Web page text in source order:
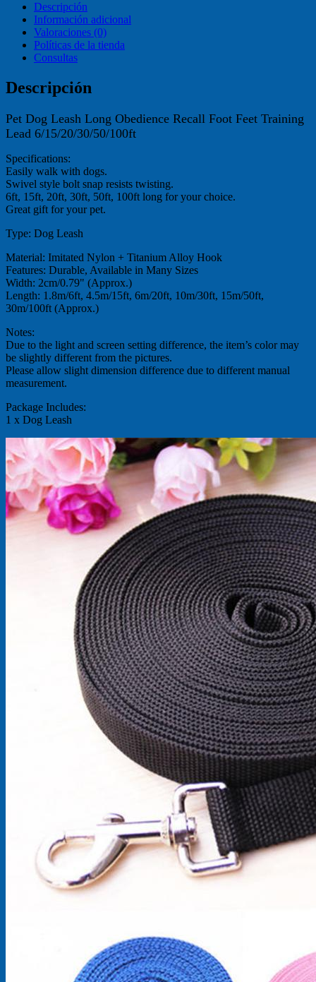
Descripción
Información adicional
Valoraciones (0)
Políticas de la tienda
Consultas
Descripción
Pet Dog Leash Long Obedience Recall Foot Feet Training
Lead 6/15/20/30/50/100ft
Specifications:
Easily walk with dogs.
Swivel style bolt snap resists twisting.
6ft, 15ft, 20ft, 30ft, 50ft, 100ft long for your choice.
Great gift for your pet.
Type: Dog Leash
Material: Imitated Nylon + Titanium Alloy Hook
Features: Durable, Available in Many Sizes
Width: 2cm/0.79" (Approx.)
Length: 1.8m/6ft, 4.5m/15ft, 6m/20ft, 10m/30ft, 15m/50ft,
30m/100ft (Approx.)
Notes:
Due to the light and screen setting difference, the item’s color may
be slightly different from the pictures.
Please allow slight dimension difference due to different manual
measurement.
Package Includes:
1 x Dog Leash